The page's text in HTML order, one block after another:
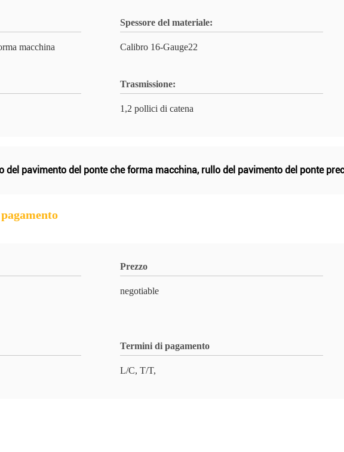
macchina
Spessore del materiale:
Calibro 16-Gauge22
Trasmissione:
1,2 pollici di catena
del pavimento del ponte che forma macchina, rullo del pavimento del ponte
Prezzo
negotiable
Termini di pagamento
L/C, T/T,